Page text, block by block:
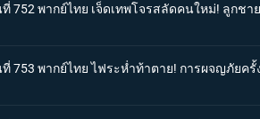
ที่ 752 พากย์ไทย เจ็ดเทพโจรสลัดคนใหม่! ลูก
ที่ 753 พากย์ไทย ไฟระห่ำท้าตาย! การผจญภัยค